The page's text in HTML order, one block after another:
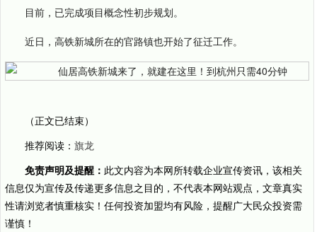
目前，已完成项目概念性初步规划。
近日，高铁新城所在的官路镇也开始了征迁工作。
（正文已结束）
推荐阅读： 旗龙
免责声明及提醒： 此文内容为本网所转载企业宣传资讯，该相关
信息仅为宣传及传递更多信息之目的，不代表本网站观点，文章真实
性请浏览者慎重核实！任何投资加盟均有风险，提醒广大民众投资需
谨慎！